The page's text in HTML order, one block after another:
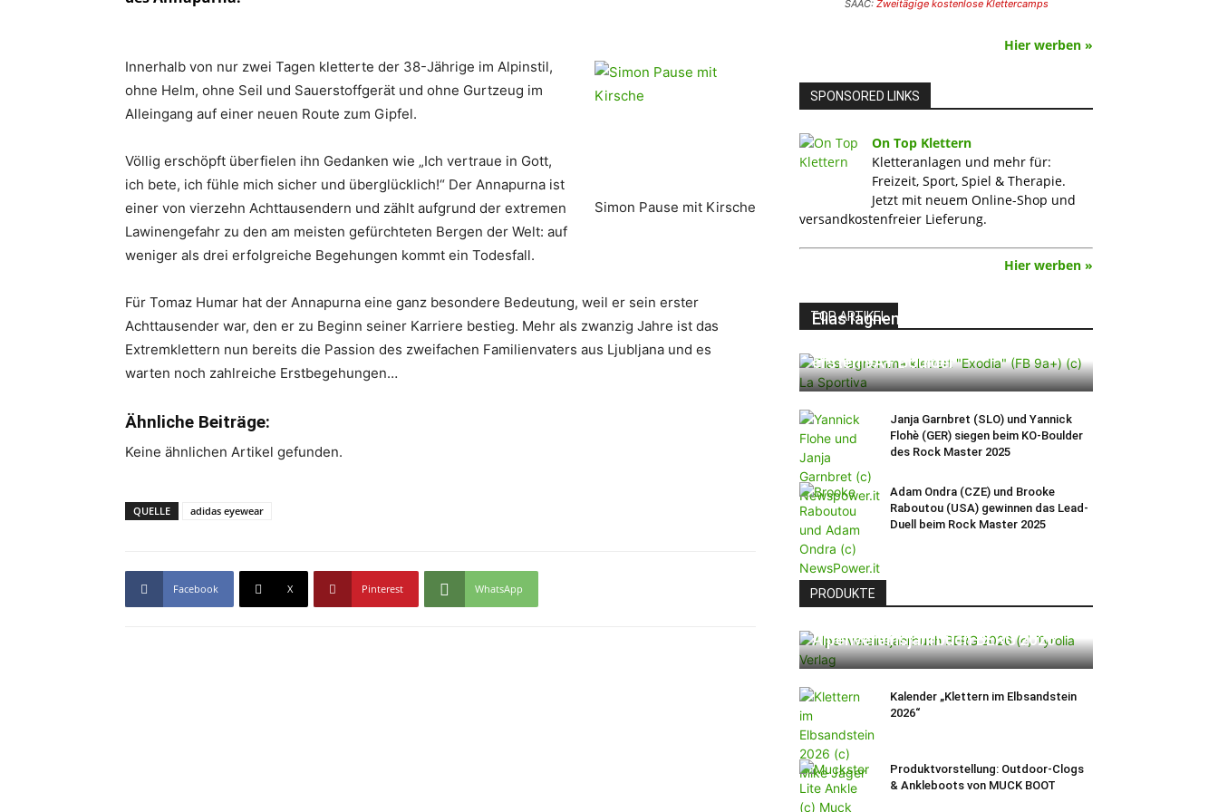
Simon Pause mit Kirsche
Innerhalb von nur zwei Tagen kletterte der 38-Jährige im Alpinstil,
ohne Helm, ohne Seil und Sauerstoffgerät und ohne Gurtzeug im
Alleingang auf einer neuen Route zum Gipfel.
Völlig erschöpft überfielen ihn Gedanken wie „Ich vertraue in Gott,
ich bete, ich fühle mich sicher und überglücklich!“ Der Annapurna ist
einer von vierzehn Achttausendern und zählt aufgrund der extremen
Lawinengefahr zu den am meisten gefürchteten Bergen der Welt: auf
weniger als drei erfolgreiche Begehungen kommt ein Todesfall.
Für Tomaz Humar hat der Annapurna eine ganz besondere Bedeutung, weil er sein erster
Achttausender war, den er zu Beginn seiner Karriere bestieg. Mehr als zwanzig Jahre ist das
Extremklettern nun bereits die Passion des zweifachen Familienvaters aus Ljubljana und es
warten noch zahlreiche Erstbegehungen…
Ähnliche Beiträge:
Keine ähnlichen Artikel gefunden.
QUELLE adidas eyewear
Facebook X Pinterest WhatsApp
SAAC: Zweitägige kostenlose Klettercamps
Hier werben »
SPONSORED LINKS
On Top Klettern
Kletteranlagen und mehr für:
Freizeit, Sport, Spiel & Therapie.
Jetzt mit neuem Online-Shop und
versandkostenfreier Lieferung.
Hier werben »
TOP ARTIKEL
Elias Iagnemma klettert „Exodia“:
ersten 9A+ Boulder
Janja Garnbret (SLO) und Yannick
Flohè (GER) siegen beim KO-Boulder
des Rock Master 2025
Adam Ondra (CZE) und Brooke
Raboutou (USA) gewinnen das Lead-
Duell beim Rock Master 2025
PRODUKTE
Alpenvereinsjahrbuch BERG 2026
Kalender „Klettern im Elbsandstein
2026“
Produktvorstellung: Outdoor-Clogs
& Ankleboots von MUCK BOOT